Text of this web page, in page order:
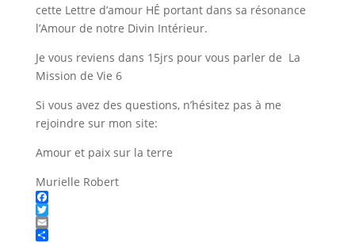
cette Lettre d’amour HÉ portant dans sa résonance
l’Amour de notre Divin Intérieur.
Je vous reviens dans 15jrs pour vous parler de La
Mission de Vie 6
Si vous avez des questions, n’hésitez pas à me
rejoindre sur mon site:
Amour et paix sur la terre
Murielle Robert
F
a
c
T
w
E